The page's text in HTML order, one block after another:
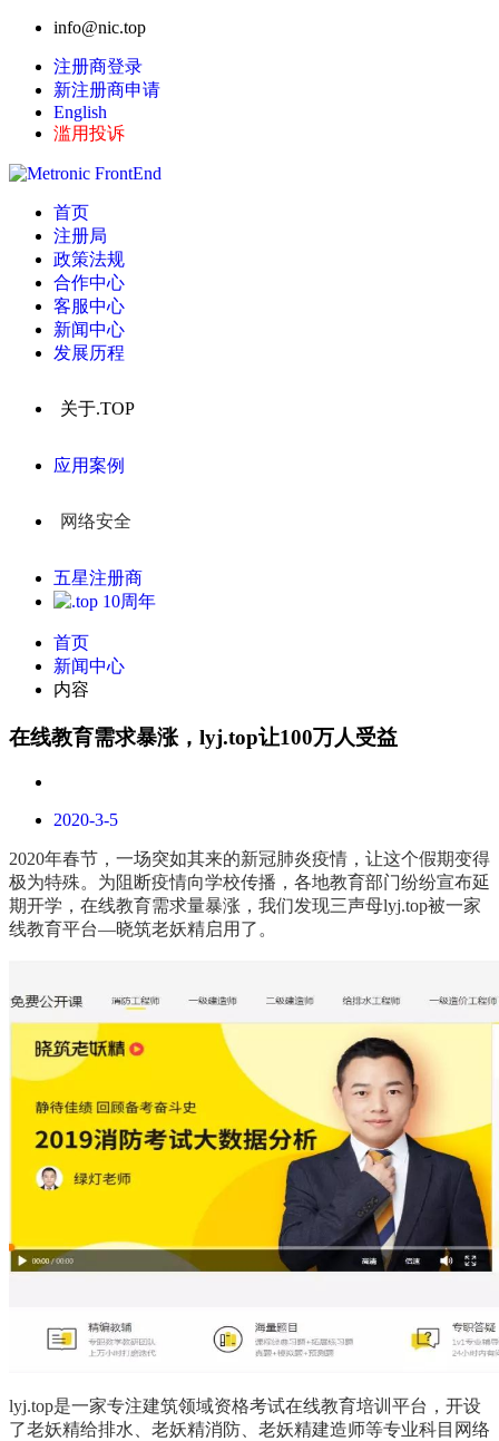
info@nic.top
注册商登录
新注册商申请
English
滥用投诉
首页
注册局
政策法规
合作中心
客服中心
新闻中心
发展历程
关于.TOP
应用案例
网络安全
五星注册商
首页
新闻中心
内容
在线教育需求暴涨，lyj.top让100万人受益
2020-3-5
2020年春节，一场突如其来的新冠肺炎疫情，让这个假期变得
极为特殊。为阻断疫情向学校传播，各地教育部门纷纷宣布延
期开学，在线教育需求量暴涨，我们发现三声母lyj.top被一家
线教育平台—晓筑老妖精启用了。
lyj.top是一家专注建筑领域资格考试在线教育培训平台，开设
了老妖精给排水、老妖精消防、老妖精建造师等专业科目网络